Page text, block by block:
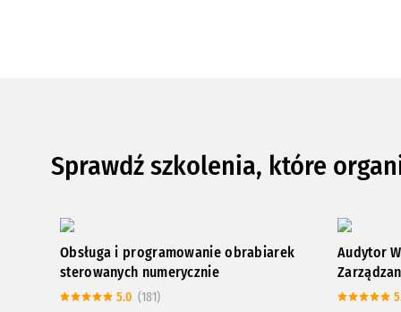
Sprawdź szkolenia, które
Obsługa i programowanie obrabiarek
sterowanych numerycznie
5.0 (181)
Audytor